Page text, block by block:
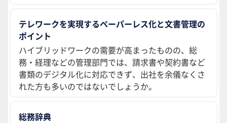
テレワークを実現するペーパーレス化と文書管理の
ポイント
ハイブリッドワークの需要が高まったものの、総
務・経理などの管理部門では、請求書や契約書など
書類のデジタル化に対応できず、出社を余儀なくさ
れた方も多いのではないでしょうか。
総務辞典